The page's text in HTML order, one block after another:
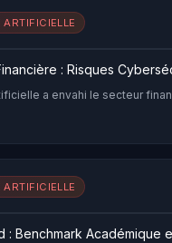
ARTIFICIELLE
: Risques
a envahi le secteur
ARTIFICIELLE
: Benchmark Académique